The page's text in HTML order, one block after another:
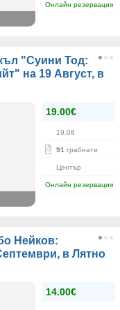
Онлайн резервация
"Суини Тод:
на 19 Август, в
19.00€
19.08
91 грабнати
Център
Онлайн резервация
Нейков:
в Лятно
14.00€